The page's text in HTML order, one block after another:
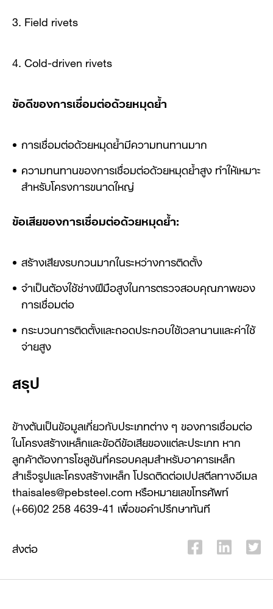
3. Field rivets
4. Cold-driven rivets
ข้อดีของการเชื่อมต่อด้วยหมุดย้ำ
การเชื่อมต่อด้วยหมุดย้ำมีความทนทานมาก
ความทนทานของการเชื่อมต่อด้วยหมุดย้ำสูง ทำให้เหมาะ
สำหรับโครงการขนาดใหญ่
ข้อเสียของการเชื่อมต่อด้วยหมุดย้ำ:
สร้างเสียงรบกวนมากในระหว่างการติดตั้ง
จำเป็นต้องใช้ช่างฝีมือสูงในการตรวจสอบคุณภาพของ
การเชื่อมต่อ
กระบวนการติดตั้งและถอดประกอบใช้เวลานานและค่าใช้
จ่ายสูง
สรุป
ข้างต้นเป็นข้อมูลเกี่ยวกับประเภทต่าง ๆ ของการเชื่อมต่อ
ในโครงสร้างเหล็กและข้อดีข้อเสียของแต่ละประเภท หาก
ลูกค้าต้องการโซลูชันที่ครอบคลุมสำหรับอาคารเหล็ก
สำเร็จรูปและโครงสร้างเหล็ก โปรดติดต่อเปปสตีลทางอีเมล
thaisales@pebsteel.com หรือหมายเลขโทรศัพท์
(+66)02 258 4639-41 เพื่อขอคำปรึกษาทันที
ส่งต่อ